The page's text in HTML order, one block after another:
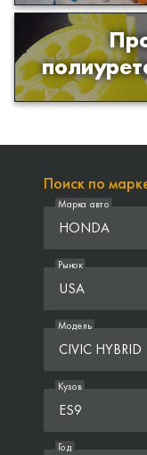
Поиск по
HONDA
Марка авто
USA
Рынок
CIVIC HYBRID
Модель
ES9
Кузов
Год